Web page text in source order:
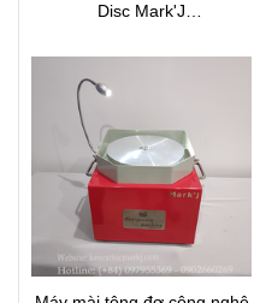
Disc Mark'J